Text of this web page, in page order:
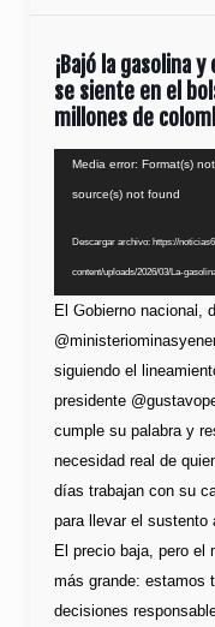
¡Bajó la gasolina
se siente en el
millones de
Reproductor
Media error: Format(s)
source(s) not found
Descargar archivo: https://
content/uploads/2026/03/La-
El Gobierno nacional,
siguiendo el
presidente
cumple su palabra y
necesidad real de
días trabajan con su
para llevar el sustento
El precio baja, pero el
más grande: estamos
decisiones